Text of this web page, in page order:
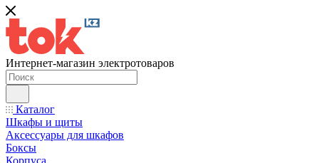
Интернет-магазин электротоваров
Каталог
Шкафы и щиты
Аксессуары для шкафов
Боксы
Корпуса